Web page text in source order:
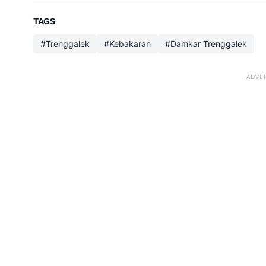
TAGS
#Trenggalek #Kebakaran #Damkar Trenggalek